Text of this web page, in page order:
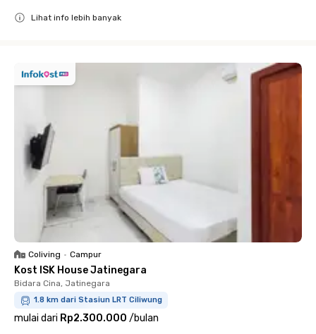
Lihat info lebih banyak
Coliving • Campur
Kost ISK House Jatinegara
Bidara Cina, Jatinegara
1.8 km dari Stasiun LRT Ciliwung
mulai dari Rp2.300.000 /bulan